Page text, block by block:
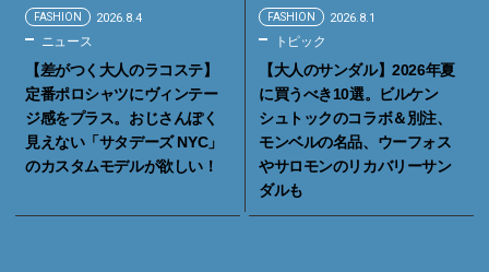
FASHION 2026.8.4
ニュース
【差がつく大人のラコステ】
定番ポロシャツにヴィンテー
ジ感をプラス。おじさんぽく
見えない「サタデーズ NYC」
のカスタムモデルが欲しい！
FASHION 2026.8.1
トピック
【大人のサンダル】2026年夏
に買うべき10選。ビルケン
シュトックのコラボ＆別注、
モンベルの名品、ウーフォス
やサロモンのリカバリーサン
ダルも